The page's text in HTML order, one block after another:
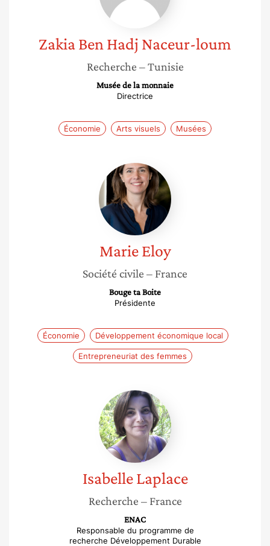
loum
ZakiaBen Hadj Naceur-loum
Recherche – Tunisie
Musée de la monnaie
Directrice
Économie Arts visuels Musées
Marie
Eloy
Marie Eloy
Société civile – France
Bouge ta Boite
Présidente
Économie Développement économique local
Entrepreneuriat des femmes
Isabelle
Laplace
Isabelle Laplace
Recherche – France
ENAC
Responsable du programme de
recherche Développement Durable